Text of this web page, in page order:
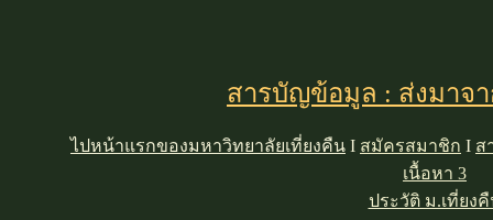
สารบัญข้อมูล : ส่งมาจ
ไปหน้าแรกของมหาวิทยาลัยเที่ยงคืน I สมัครสมาชิก I ส
เนื้อหา 3
ประวัติ ม.เที่ยง